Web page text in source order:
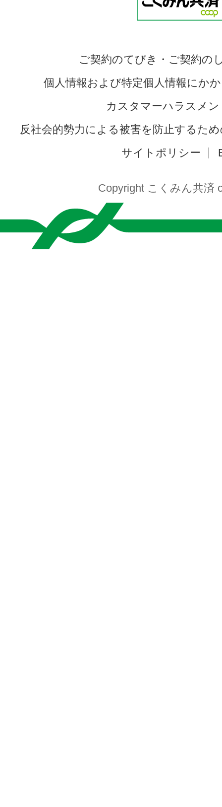
ご契約のてびき・ご契約の
個人情報および特定個人情報にか
カスタマーハラスメ
反社会的勢力による被害を防止するた
サイトポリシー
Copyright こくみん共済